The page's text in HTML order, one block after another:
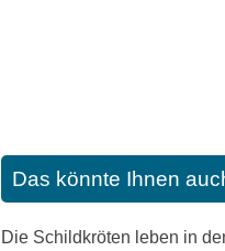
Das könnte Ihnen
Die Schildkröten leben in